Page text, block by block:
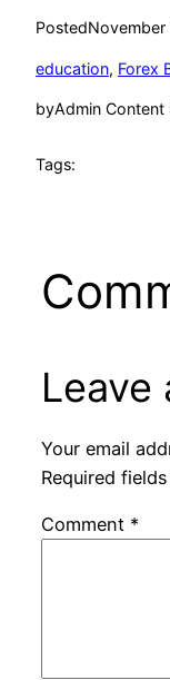
Posted
education, Forex
byAdmin Content
Tags:
Leave
Your email
Required
Comment *